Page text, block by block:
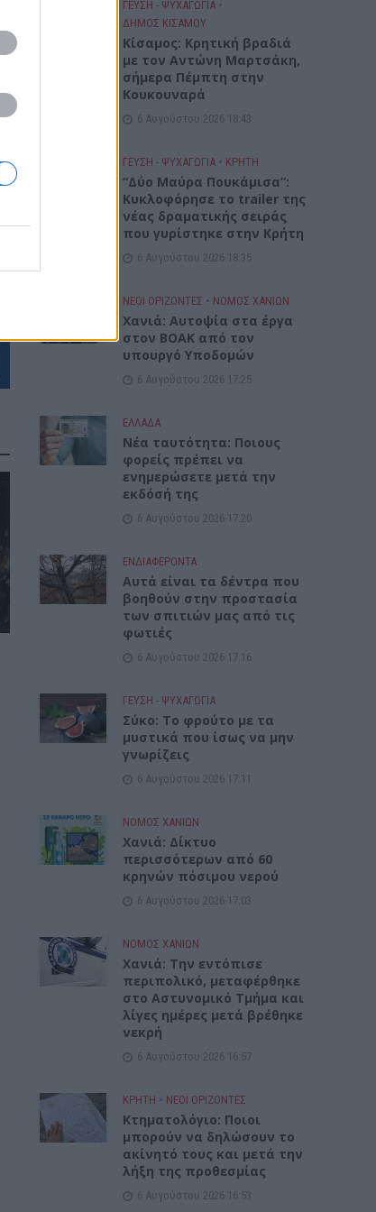
ΓΕΎΣΗ - ΨΥΧΑΓΩΓΊΑ •
ΔΉΜΟΣ ΚΙΣΆΜΟΥ
Kίσαμος: Κρητική βραδιά
με τον Αντώνη Μαρτσάκη,
σήμερα Πέμπτη στην
Κουκουναρά
6 Αυγούστου 2026 18:43
ΓΕΎΣΗ - ΨΥΧΑΓΩΓΊΑ • ΚΡΗΤΗ
“Δύο Μαύρα Πουκάμισα”:
Κυκλοφόρησε το trailer της
νέας δραματικής σειράς
που γυρίστηκε στην Κρήτη
6 Αυγούστου 2026 18:35
ΝΕΟΙ ΟΡΙΖΟΝΤΕΣ • ΝΟΜΌΣ ΧΑΝΊΩΝ
Χανιά: Αυτοψία στα έργα
στον ΒΟΑΚ από τον
υπουργό Υποδομών
6 Αυγούστου 2026 17:25
ΕΛΛΑΔΑ
Νέα ταυτότητα: Ποιους
φορείς πρέπει να
ενημερώσετε μετά την
εκδόσή της
6 Αυγούστου 2026 17:20
ΕΝΔΙΑΦΕΡΟΝΤΑ
Αυτά είναι τα δέντρα που
βοηθούν στην προστασία
των σπιτιών μας από τις
φωτιές
6 Αυγούστου 2026 17:16
ΓΕΎΣΗ - ΨΥΧΑΓΩΓΊΑ
Σύκο: Το φρούτο με τα
μυστικά που ίσως να μην
γνωρίζεις
6 Αυγούστου 2026 17:11
ΝΟΜΌΣ ΧΑΝΊΩΝ
Xανιά: Δίκτυο
περισσότερων από 60
κρηνών πόσιμου νερού
6 Αυγούστου 2026 17:03
ΝΟΜΌΣ ΧΑΝΊΩΝ
Χανιά: Την εντόπισε
περιπολικό, μεταφέρθηκε
στο Αστυνομικό Τμήμα και
λίγες ημέρες μετά βρέθηκε
νεκρή
6 Αυγούστου 2026 16:57
ΚΡΗΤΗ • ΝΕΟΙ ΟΡΙΖΟΝΤΕΣ
Κτηματολόγιο: Ποιοι
μπορούν να δηλώσουν το
ακίνητό τους και μετά την
λήξη της προθεσμίας
6 Αυγούστου 2026 16:53